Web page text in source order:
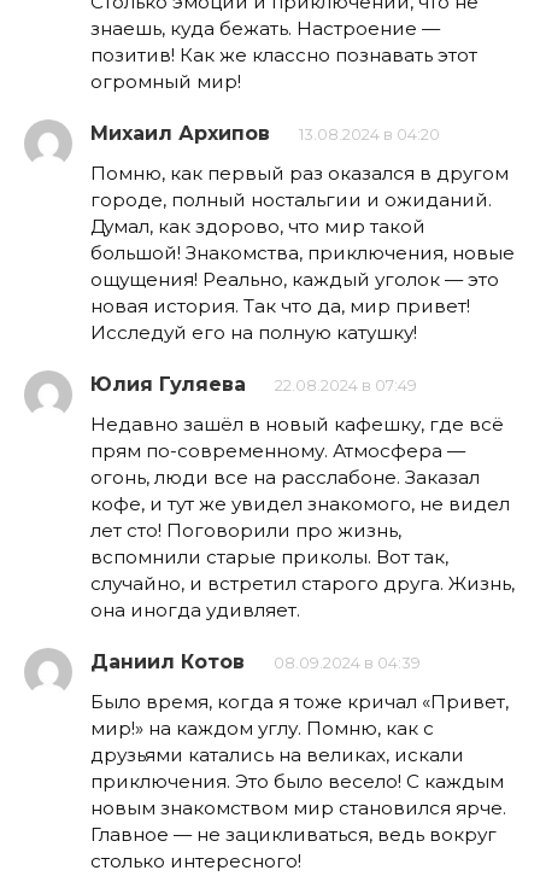
знаешь, куда бежать. Настроение —
позитив! Как же классно познавать этот
огромный мир!
Михаил Архипов 13.08.2024 в 04:20
Помню, как первый раз оказался в другом
городе, полный ностальгии и ожиданий.
Думал, как здорово, что мир такой
большой! Знакомства, приключения, новые
ощущения! Реально, каждый уголок — это
новая история. Так что да, мир привет!
Исследуй его на полную катушку!
Юлия Гуляева 22.08.2024 в 07:49
Недавно зашёл в новый кафешку, где всё
прям по-современному. Атмосфера —
огонь, люди все на расслабоне. Заказал
кофе, и тут же увидел знакомого, не видел
лет сто! Поговорили про жизнь,
вспомнили старые приколы. Вот так,
случайно, и встретил старого друга. Жизнь,
она иногда удивляет.
Даниил Котов 08.09.2024 в 04:39
Было время, когда я тоже кричал «Привет,
мир!» на каждом углу. Помню, как с
друзьями катались на великах, искали
приключения. Это было весело! С каждым
новым знакомством мир становился ярче.
Главное — не зацикливаться, ведь вокруг
столько интересного!